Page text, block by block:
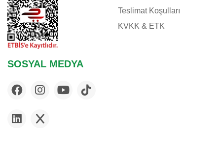
Teslimat Koşulları
KVKK & ETK
SOSYAL MEDYA